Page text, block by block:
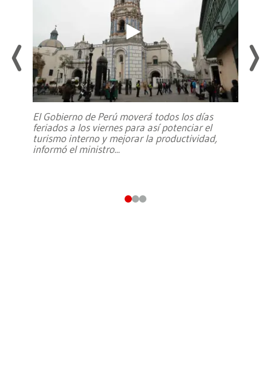
El Gobierno de Perú moverá todos los días
feriados a los viernes para así potenciar el
turismo interno y mejorar la productividad,
informó el ministro...